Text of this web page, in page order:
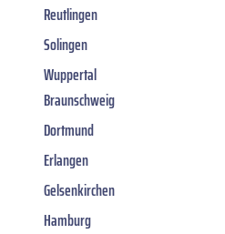
Reutlingen
Solingen
Wuppertal
Braunschweig
Dortmund
Erlangen
Gelsenkirchen
Hamburg